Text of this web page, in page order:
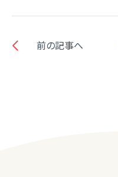
前の記事へ